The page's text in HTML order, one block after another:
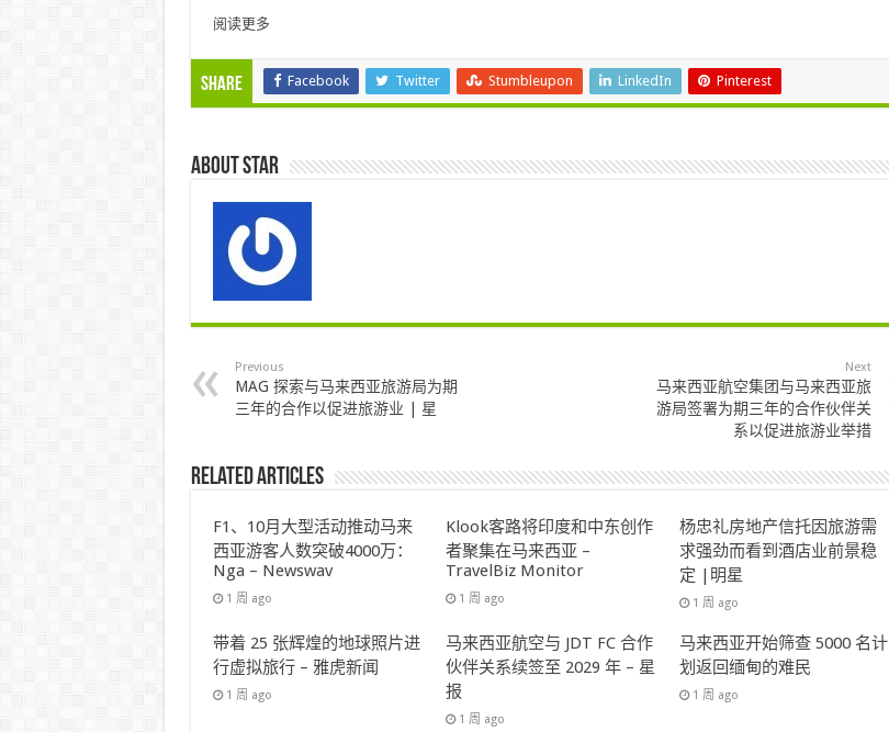
阅读更多
Share Facebook Twitter Stumbleupon LinkedIn Pinterest
About star
Previous
MAG 探索与马来西亚旅游局为期
三年的合作以促进旅游业 | 星
Next
马来西亚航空集团与马来西亚旅
游局签署为期三年的合作伙伴关
系以促进旅游业举措
Related Articles
F1、10月大型活动推动马来
西亚游客人数突破4000万：
Nga – Newswav
1 周 ago
Klook客路将印度和中东创作
者聚集在马来西亚 –
TravelBiz Monitor
1 周 ago
杨忠礼房地产信托因旅游需
求强劲而看到酒店业前景稳
定 |明星
1 周 ago
带着 25 张辉煌的地球照片进
行虚拟旅行 – 雅虎新闻
1 周 ago
马来西亚航空与 JDT FC 合作
伙伴关系续签至 2029 年 – 星
报
1 周 ago
马来西亚开始筛查 5000 名计
划返回缅甸的难民
1 周 ago